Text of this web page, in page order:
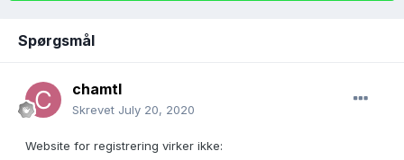
Spørgsmål
chamtl
Skrevet July 20, 2020
Website for registrering virker ikke: